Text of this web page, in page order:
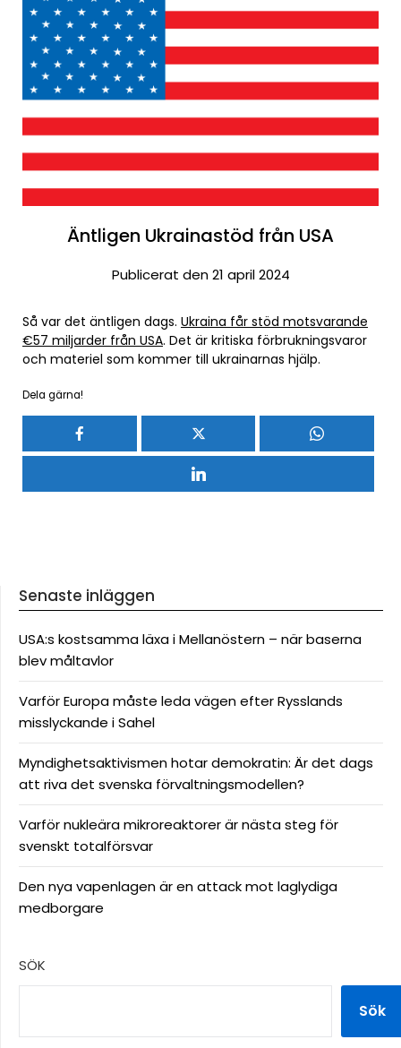
Äntligen Ukrainastöd från USA
Publicerat den 21 april 2024
Så var det äntligen dags. Ukraina får stöd motsvarande
€57 miljarder från USA. Det är kritiska förbrukningsvaror
och materiel som kommer till ukrainarnas hjälp.
Dela gärna!
Senaste inläggen
USA:s kostsamma läxa i Mellanöstern – när baserna
blev måltavlor
Varför Europa måste leda vägen efter Rysslands
misslyckande i Sahel
Myndighetsaktivismen hotar demokratin: Är det dags
att riva det svenska förvaltningsmodellen?
Varför nukleära mikroreaktorer är nästa steg för
svenskt totalförsvar
Den nya vapenlagen är en attack mot laglydiga
medborgare
SÖK
Sök